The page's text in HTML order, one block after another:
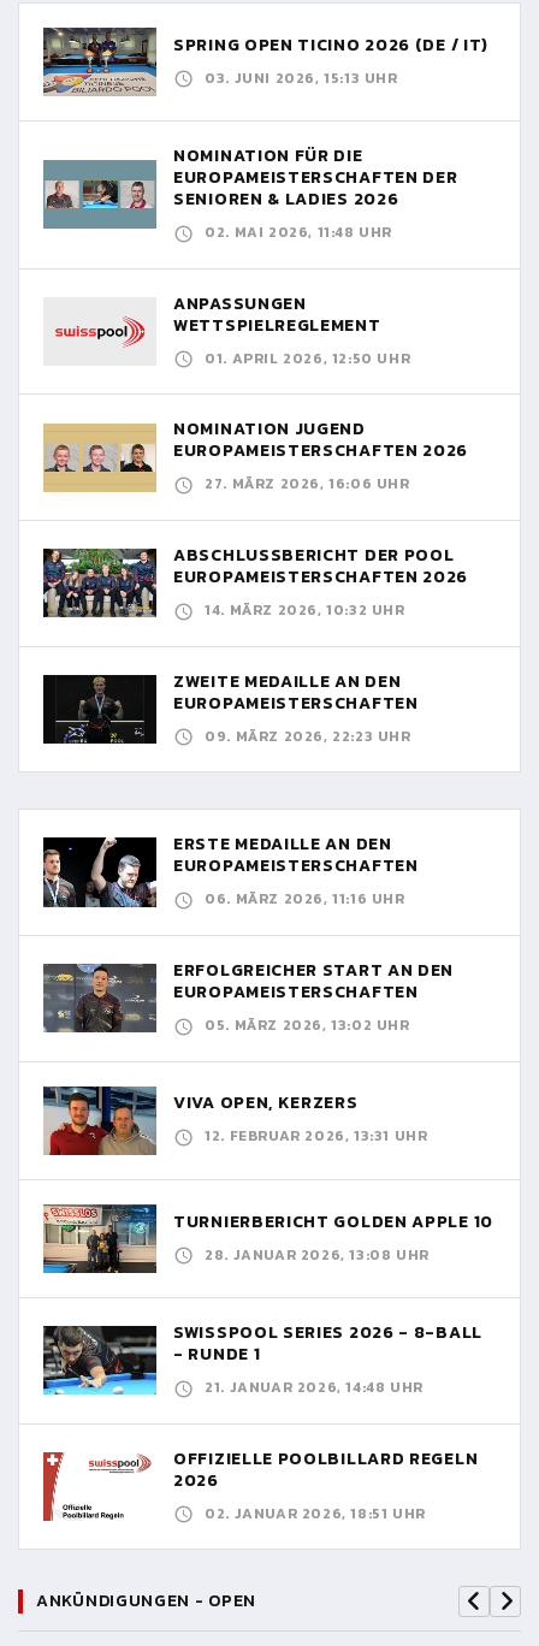
SPRING OPEN TICINO 2026 (DE / IT)
03. JUNI 2026, 15:13 UHR
NOMINATION FÜR DIE
EUROPAMEISTERSCHAFTEN DER
SENIOREN & LADIES 2026
02. MAI 2026, 11:48 UHR
ANPASSUNGEN
WETTSPIELREGLEMENT
01. APRIL 2026, 12:50 UHR
NOMINATION JUGEND
EUROPAMEISTERSCHAFTEN 2026
27. MÄRZ 2026, 16:06 UHR
ABSCHLUSSBERICHT DER POOL
EUROPAMEISTERSCHAFTEN 2026
14. MÄRZ 2026, 10:32 UHR
ZWEITE MEDAILLE AN DEN
EUROPAMEISTERSCHAFTEN
09. MÄRZ 2026, 22:23 UHR
ERSTE MEDAILLE AN DEN
EUROPAMEISTERSCHAFTEN
06. MÄRZ 2026, 11:16 UHR
ERFOLGREICHER START AN DEN
EUROPAMEISTERSCHAFTEN
05. MÄRZ 2026, 13:02 UHR
VIVA OPEN, KERZERS
12. FEBRUAR 2026, 13:31 UHR
TURNIERBERICHT GOLDEN APPLE 10
28. JANUAR 2026, 13:08 UHR
SWISSPOOL SERIES 2026 - 8-BALL
- RUNDE 1
21. JANUAR 2026, 14:48 UHR
OFFIZIELLE POOLBILLARD REGELN
2026
02. JANUAR 2026, 18:51 UHR
ANKÜNDIGUNGEN - OPEN